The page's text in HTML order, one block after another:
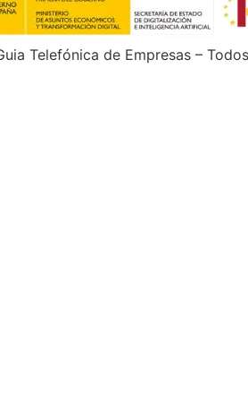
Telefónica de Empresas –